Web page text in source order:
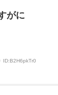
がに
ID:B2H6pkTr0